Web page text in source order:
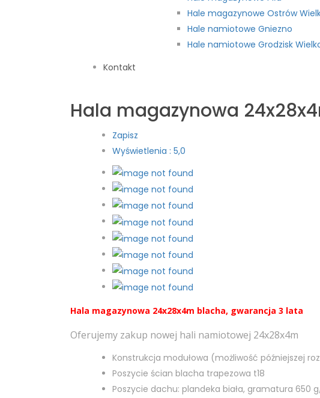
Hale magazynowe Ostrów
Hale namiotowe Gniezno
Hale namiotowe Grodzisk
Kontakt
Hala magazynowa
Zapisz
Wyświetlenia : 5,0
Hala magazynowa 24x28x4m blacha, gwarancja 3 lata
Oferujemy zakup nowej hali namiotowej 24x28x4m
Konstrukcja modułowa (możliwość późniejszej
Poszycie ścian blacha trapezowa t18
Poszycie dachu: plandeka biała, gramatura 650